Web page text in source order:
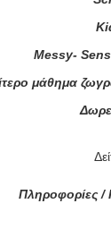
Messy-
μάθημα
Πληροφορίες /